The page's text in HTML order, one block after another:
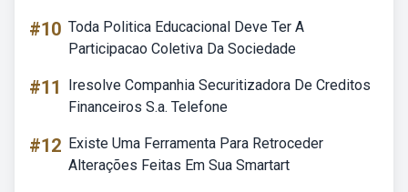
#10 Toda Politica Educacional Deve Ter A
Participacao Coletiva Da Sociedade
#11
Iresolve Companhia Securitizadora De Creditos
Financeiros S.a. Telefone
#12 Existe Uma Ferramenta Para Retroceder
Alterações Feitas Em Sua Smartart